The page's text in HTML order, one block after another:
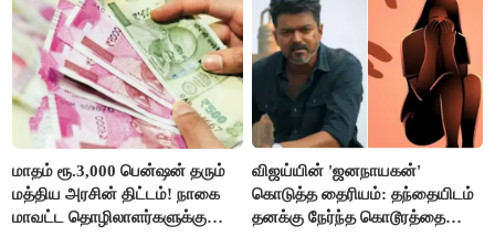
மாதம் ரூ.3,000 பென்ஷன் தரும்
மத்திய அரசின் திட்டம்! நாகை
மாவட்ட தொழிலாளர்களுக்கு
விஜய்யின் 'ஜனநாயகன்'
கொடுத்த தைரியம்: தந்தையிடம்
தனக்கு நேர்ந்த கொடூரத்தை